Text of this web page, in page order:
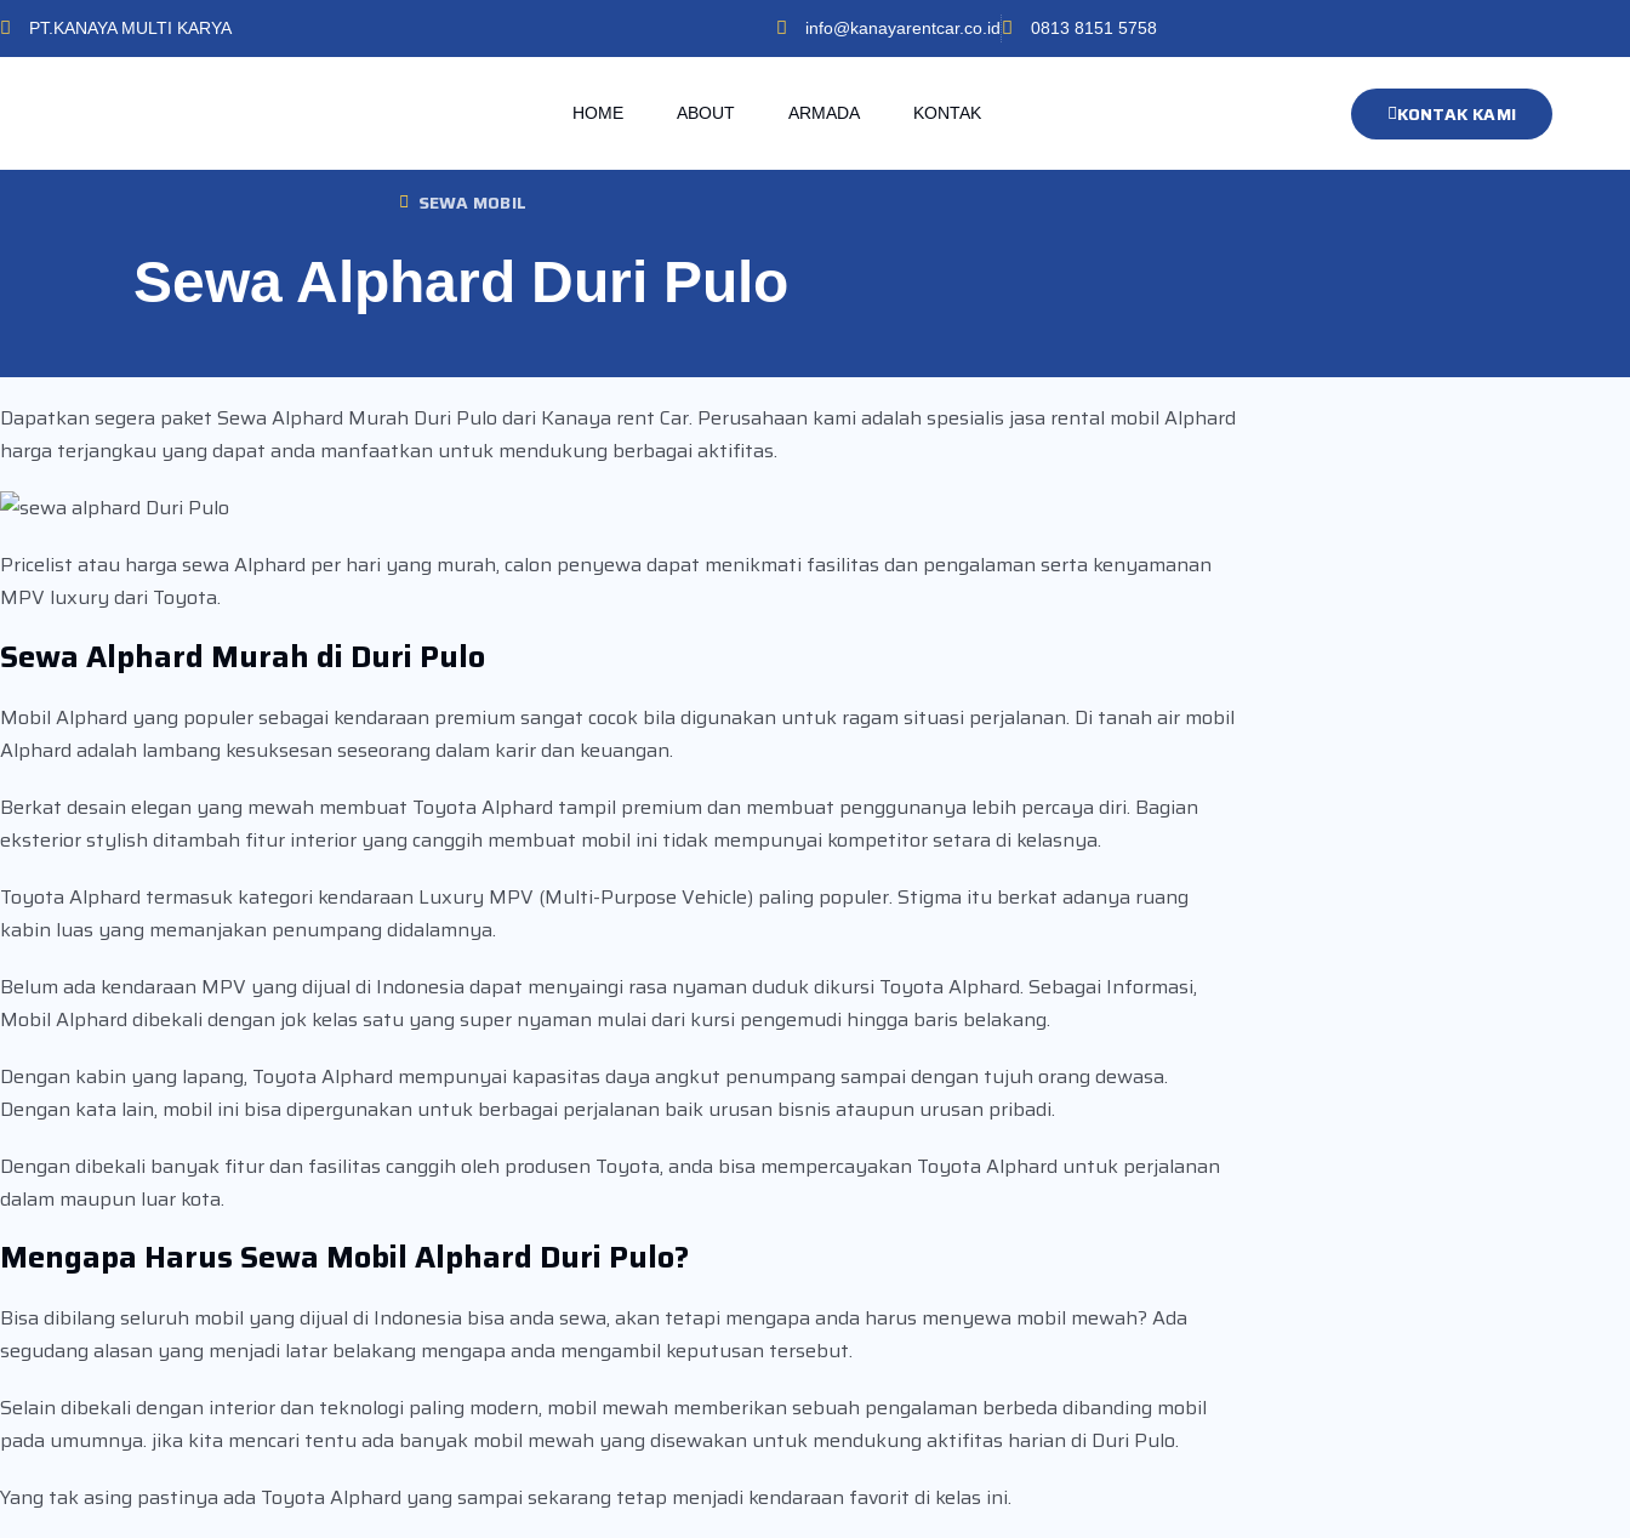
PT.KANAYA MULTI KARYA info@kanayarentcar.co.id 0813 8151 5758
HOME ABOUT ARMADA KONTAK KONTAK KAMI
SEWA MOBIL
Sewa Alphard Duri Pulo
Dapatkan segera paket Sewa Alphard Murah Duri Pulo dari Kanaya rent Car. Perusahaan kami adalah spesialis jasa rental mobil Alphard
harga terjangkau yang dapat anda manfaatkan untuk mendukung berbagai aktifitas.
Pricelist atau harga sewa Alphard per hari yang murah, calon penyewa dapat menikmati fasilitas dan pengalaman serta kenyamanan
MPV luxury dari Toyota.
Sewa Alphard Murah di Duri Pulo
Mobil Alphard yang populer sebagai kendaraan premium sangat cocok bila digunakan untuk ragam situasi perjalanan. Di tanah air mobil
Alphard adalah lambang kesuksesan seseorang dalam karir dan keuangan.
Berkat desain elegan yang mewah membuat Toyota Alphard tampil premium dan membuat penggunanya lebih percaya diri. Bagian
eksterior stylish ditambah fitur interior yang canggih membuat mobil ini tidak mempunyai kompetitor setara di kelasnya.
Toyota Alphard termasuk kategori kendaraan Luxury MPV (Multi-Purpose Vehicle) paling populer. Stigma itu berkat adanya ruang
kabin luas yang memanjakan penumpang didalamnya.
Belum ada kendaraan MPV yang dijual di Indonesia dapat menyaingi rasa nyaman duduk dikursi Toyota Alphard. Sebagai Informasi,
Mobil Alphard dibekali dengan jok kelas satu yang super nyaman mulai dari kursi pengemudi hingga baris belakang.
Dengan kabin yang lapang, Toyota Alphard mempunyai kapasitas daya angkut penumpang sampai dengan tujuh orang dewasa.
Dengan kata lain, mobil ini bisa dipergunakan untuk berbagai perjalanan baik urusan bisnis ataupun urusan pribadi.
Dengan dibekali banyak fitur dan fasilitas canggih oleh produsen Toyota, anda bisa mempercayakan Toyota Alphard untuk perjalanan
dalam maupun luar kota.
Mengapa Harus Sewa Mobil Alphard Duri Pulo?
Bisa dibilang seluruh mobil yang dijual di Indonesia bisa anda sewa, akan tetapi mengapa anda harus menyewa mobil mewah? Ada
segudang alasan yang menjadi latar belakang mengapa anda mengambil keputusan tersebut.
Selain dibekali dengan interior dan teknologi paling modern, mobil mewah memberikan sebuah pengalaman berbeda dibanding mobil
pada umumnya. jika kita mencari tentu ada banyak mobil mewah yang disewakan untuk mendukung aktifitas harian di Duri Pulo.
Yang tak asing pastinya ada Toyota Alphard yang sampai sekarang tetap menjadi kendaraan favorit di kelas ini.